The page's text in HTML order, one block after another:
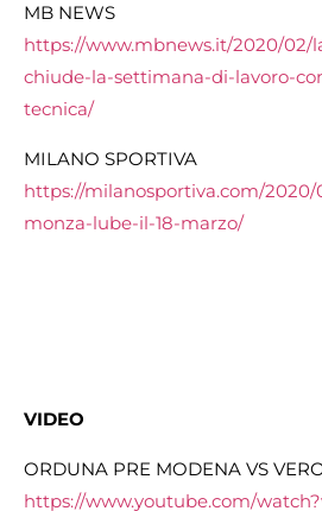
MB NEWS
https://www.mbnews.it/2020/02/
chiude-la-settimana-di-lavoro-
tecnica/
MILANO SPORTIVA
https://milanosportiva.com/2020/
monza-lube-il-18-marzo/
VIDEO
ORDUNA PRE MODENA VS
https://www.youtube.com/watch?